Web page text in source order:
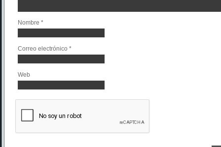
Nombre *
Correo electrónico *
Web